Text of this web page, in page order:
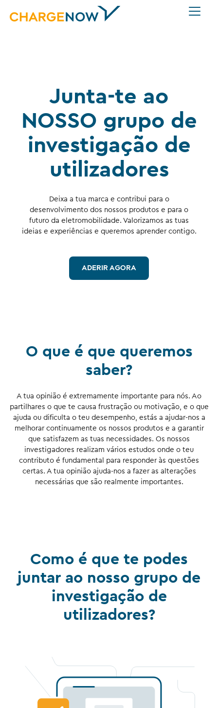
Junta-te ao
NOSSO grupo de
investigação de
utilizadores
Deixa a tua marca e contribui para o
desenvolvimento dos nossos produtos e para o
futuro da eletromobilidade. Valorizamos as tuas
ideias e experiências e queremos aprender contigo.
ADERIR AGORA
O que é que queremos
saber?
A tua opinião é extremamente importante para nós. Ao
partilhares o que te causa frustração ou motivação, e o que
ajuda ou dificulta o teu desempenho, estás a ajudar-nos a
melhorar continuamente os nossos produtos e a garantir
que satisfazem as tuas necessidades. Os nossos
investigadores realizam vários estudos onde o teu
contributo é fundamental para responder às questões
certas. A tua opinião ajuda-nos a fazer as alterações
necessárias que são realmente importantes.
Como é que te podes
juntar ao nosso grupo de
investigação de
utilizadores?